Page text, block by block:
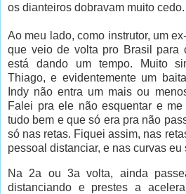
os dianteiros dobravam muito cedo.
Ao meu lado, como instrutor, um
que veio de volta pro Brasil para
está dando um tempo. Muito
Thiago, e evidentemente um
Indy não entra um mais ou
Falei pra ele não esquentar e
tudo bem e que só era pra não
só nas retas. Fiquei assim, nas
pessoal distanciar, e nas curvas eu
Na 2a ou 3a volta, ainda
distanciando e prestes a